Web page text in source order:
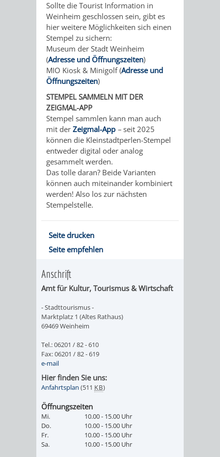
PLATZVERGABE
VON
WEINHEIMER
KINDERTAGESSTÄTTEN
TREFFS
Z
ONLINE-
KATALOG
VERANSTALTUNGEN
AUSBILDUNG
&
LEIHVERKEHR
DER
BIBLIOTHEK
SERVICE
FÜR
LEHRER/INNEN
&
ERZIEHER/INNEN
VERMIETUNG
RÄUMEN
BILDUNGSKETTE
BILDUNGSMANAGEMENT
ÜBERGANG
SCHULE
-
BERUF
"FRÜHE
BILDUNG"
VOLKSHOCHSCHULE
VERANSTALTUNGEN
KINDER
MUSEUM
LA
MUSIQUE
KULTUREINRICHTUNGEN
THEATERMUSEUM
VERANSTALTUNGEN
KINDER
STADTBIBLIOTHEK
A
&
PRAKTIKA
KINO
SEHENSWERT
STADTGARTEN
MARKTPLATZ
/
Sollte die Tourist Information in
Weinheim geschlossen sein, gibt es
hier weitere Möglichkeiten sich einen
Stempel zu sichern:
Museum der Stadt Weinheim
(Adresse und Öffnungszeiten)
MIO Kiosk & Minigolf (Adresse und
Öffnungszeiten)
STEMPEL SAMMELN MIT DER
ZEIGMAL-APP
Stempel sammlen kann man auch
mit der Zeigmal-App – seit 2025
können die Kleinstadtperlen-Stempel
entweder digital oder analog
gesammelt werden.
Das tolle daran? Beide Varianten
können auch miteinander kombiniert
werden! Also los zur nächsten
Stempelstelle.
Seite drucken
Seite empfehlen
Anschrift
Amt für Kultur, Tourismus & Wirtschaft
- Stadttourismus -
Marktplatz 1 (Altes Rathaus)
69469 Weinheim
Tel.: 06201 / 82 - 610
Fax: 06201 / 82 - 619
e-mail
Hier finden Sie uns:
Anfahrtsplan (511 KB)
Öffnungszeiten
Mi.
10.00 - 15.00 Uhr
Do.
10.00 - 15.00 Uhr
Fr.
10.00 - 15.00 Uhr
Sa.
10.00 - 15.00 Uhr